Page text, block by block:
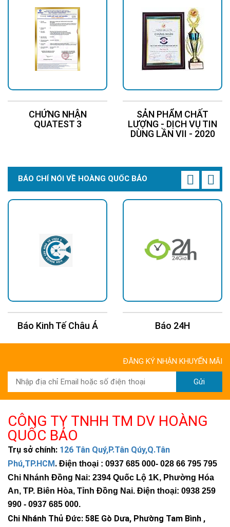
Với những ưu điểm nổi bật về hiệu suất, độ bền và khả năng
tiết kiệm,đèn đường LED
không chỉ là lựa chọn thông minh
cho các đèn dự ánchiếu sáng hiện đại, mà còn là giải pháp tối
ưu giúp hướng tớimột môi trường xanh – sạch – bền vững
Liên hệ ngayHoàng Quốc Bảo
để nhận được báo giá tốt nhất
CÔNG TY TNHH THƯƠNG MẠI KỸ THUẬT HOÀNG QUỐC
Hotline: 0937 685 000
* Trụ sở chính: 126 Tân Quý, P. Tân Quý, Q. Tân Phú, TPHCM
* CN Thủ Đức: 309 Quốc lộ 13, P. Hiệp Bình Phước, TP. Thủ Đức
* CN BR-VT: 600 Cách Mạng Tháng 8, Phường Phước Trung,
TP. Bà Rịa
CHỨNG NHẬN
QUATEST 3
SẢN PHẨM CHẤT
LƯỢNG - DỊCH VỤ TIN
DÙNG LẦN VII - 2020
BÁO CHÍ NÓI VỀ HOÀNG QUỐC BẢO
Báo Kinh Tế Châu Á Báo 24H
ĐĂNG KÝ NHẬN KHUYẾN MÃI
Gửi
CÔNG TY TNHH TM DV HOÀNG
QUỐC BẢO
Trụ sở chính: 126 Tân Quý,P.Tân Qúy,Q.Tân
Phú,TP.HCM. Điện thoại : 0937 685 000- 028 66 795 795
Chi Nhánh Đồng Nai: 2394 Quốc Lộ 1K, Phường Hóa
An, TP. Biên Hòa, Tỉnh Đồng Nai. Điện thoại: 0938 259
990 - 0937 685 000.
Chi Nhánh Thủ Đức: 58E Gò Dưa, Phường Tam Bình ,